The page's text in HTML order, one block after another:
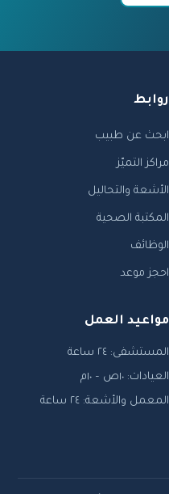
روابط
ابحث عن طبيب
مراكز التميّز
الأشعة والتحاليل
المكتبة الصحية
الوظائف
احجز موعد
مواعيد العمل
المستشفى: ٢٤ ساعة
العيادات: ١٠ص – ١٠م
المعمل والأشعة: ٢٤ ساعة